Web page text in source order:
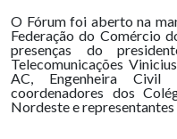
O Fórum foi aberto na
Federação do Comércio
presenças do
Telecomunicações
AC, Engenheira Civil
coordenadores dos
Nordeste e